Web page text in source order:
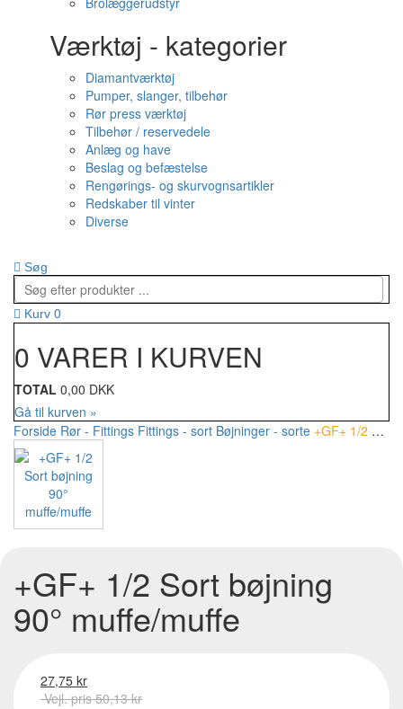
Værktøj - kategorier
Diamantværktøj
Pumper, slanger, tilbehør
Rør press værktøj
Tilbehør / reservedele
Anlæg og have
Beslag og befæstelse
Rengørings- og skurvognsartikler
Redskaber til vinter
Diverse
Søg
Kurv 0
0 VARER I KURVEN
TOTAL 0,00 DKK
Gå til kurven »
Forside Rør - Fittings Fittings - sort Bøjninger - sorte +GF+ 1/2 Sort bøjning 90° muffe/muffe
+GF+ 1/2 Sort bøjning
90° muffe/muffe
27,75 kr
Vejl. pris 50,13 kr